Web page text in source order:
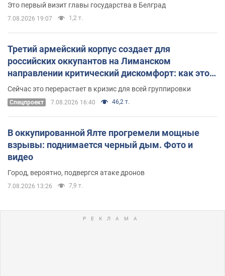
Это первый визит главы государства в Белград
7.08.2026 19:07 1,2 т.
Третий армейский корпус создает для
российских оккупантов на Лиманском
направлении критический дискомфорт: как это
удалось
Сейчас это перерастает в кризис для всей группировки
Спецпроект 7.08.2026 16:40 46,2 т.
В оккупированной Ялте прогремели мощные
взрывы: поднимается черный дым. Фото и
видео
Город, вероятно, подвергся атаке дронов
7.08.2026 13:26 7,9 т.